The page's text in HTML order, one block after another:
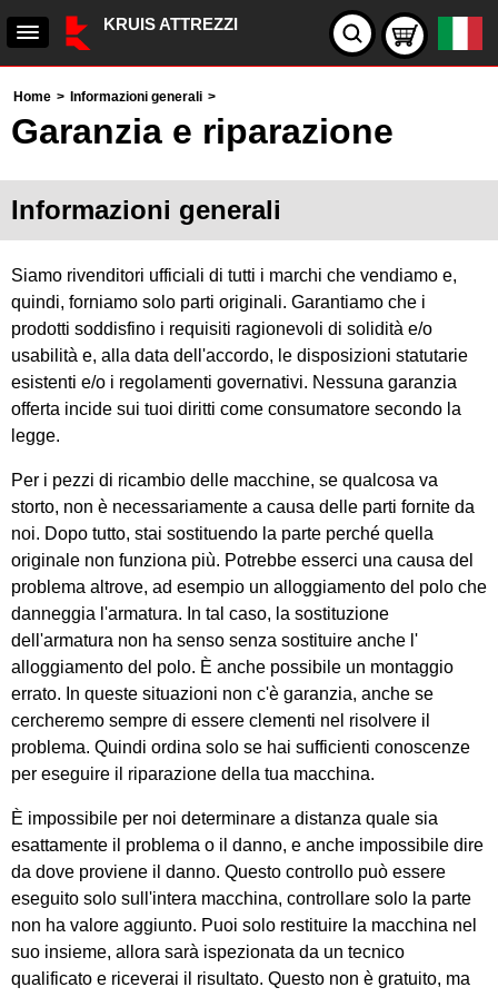
KRUIS ATTREZZI
Home > Informazioni generali >
Garanzia e riparazione
Informazioni generali
Siamo rivenditori ufficiali di tutti i marchi che vendiamo e,
quindi, forniamo solo parti originali. Garantiamo che i
prodotti soddisfino i requisiti ragionevoli di solidità e/o
usabilità e, alla data dell'accordo, le disposizioni statutarie
esistenti e/o i regolamenti governativi. Nessuna garanzia
offerta incide sui tuoi diritti come consumatore secondo la
legge.
Per i pezzi di ricambio delle macchine, se qualcosa va
storto, non è necessariamente a causa delle parti fornite da
noi. Dopo tutto, stai sostituendo la parte perché quella
originale non funziona più. Potrebbe esserci una causa del
problema altrove, ad esempio un alloggiamento del polo che
danneggia l'armatura. In tal caso, la sostituzione
dell'armatura non ha senso senza sostituire anche l'
alloggiamento del polo. È anche possibile un montaggio
errato. In queste situazioni non c'è garanzia, anche se
cercheremo sempre di essere clementi nel risolvere il
problema. Quindi ordina solo se hai sufficienti conoscenze
per eseguire il riparazione della tua macchina.
È impossibile per noi determinare a distanza quale sia
esattamente il problema o il danno, e anche impossibile dire
da dove proviene il danno. Questo controllo può essere
eseguito solo sull'intera macchina, controllare solo la parte
non ha valore aggiunto. Puoi solo restituire la macchina nel
suo insieme, allora sarà ispezionata da un tecnico
qualificato e riceverai il risultato. Questo non è gratuito, ma